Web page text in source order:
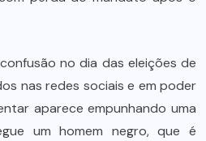
no dia das eleições de
nas redes sociais e em poder
aparece empunhando uma
um homem negro, que é